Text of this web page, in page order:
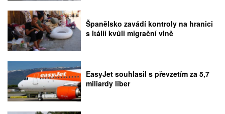
Španělsko zavádí kontroly na hranici
s Itálií kvůli migrační vlně
EasyJet souhlasil s převzetím za 5,7
miliardy liber